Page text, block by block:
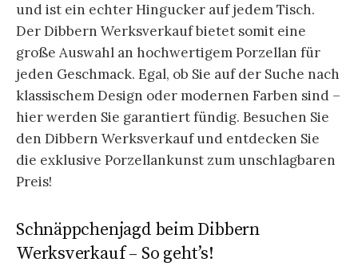
und ist ein echter Hingucker auf jedem Tisch.
Der Dibbern Werksverkauf bietet somit eine
große Auswahl an hochwertigem Porzellan für
jeden Geschmack. Egal, ob Sie auf der Suche nach
klassischem Design oder modernen Farben sind –
hier werden Sie garantiert fündig. Besuchen Sie
den Dibbern Werksverkauf und entdecken Sie
die exklusive Porzellankunst zum unschlagbaren
Preis!
Schnäppchenjagd beim Dibbern
Werksverkauf – So geht’s!